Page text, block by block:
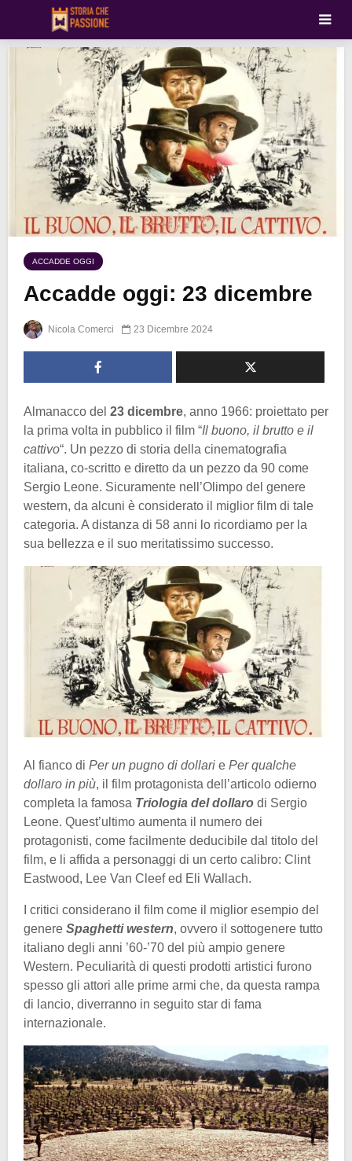
ACCADDE OGGI
Accadde oggi: 23 dicembre
Nicola Comerci 23 Dicembre 2024
Almanacco del 23 dicembre, anno 1966: proiettato per
la prima volta in pubblico il film “Il buono, il brutto e il
cattivo“. Un pezzo di storia della cinematografia
italiana, co-scritto e diretto da un pezzo da 90 come
Sergio Leone. Sicuramente nell’Olimpo del genere
western, da alcuni è considerato il miglior film di tale
categoria. A distanza di 58 anni lo ricordiamo per la
sua bellezza e il suo meritatissimo successo.
Al fianco di Per un pugno di dollari e Per qualche
dollaro in più, il film protagonista dell’articolo odierno
completa la famosa Triologia del dollaro di Sergio
Leone. Quest’ultimo aumenta il numero dei
protagonisti, come facilmente deducibile dal titolo del
film, e li affida a personaggi di un certo calibro: Clint
Eastwood, Lee Van Cleef ed Eli Wallach.
I critici considerano il film come il miglior esempio del
genere Spaghetti western, ovvero il sottogenere tutto
italiano degli anni ’60-’70 del più ampio genere
Western. Peculiarità di questi prodotti artistici furono
spesso gli attori alle prime armi che, da questa rampa
di lancio, diverranno in seguito star di fama
internazionale.